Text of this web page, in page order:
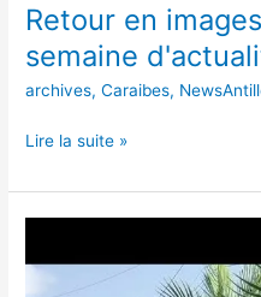
Retour en
semaine
archives,Caraibes,
Lire la suite »